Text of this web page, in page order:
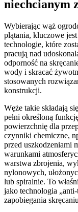
niechcianym
Wybierając wąż
plątania, kluczowe
technologie, które
pracują nad
odporność na
wody i skracać
stosowanych
konstrukcji.
Węże takie składają
pełni określoną
powierzchnię dla
czynniki chemiczne,
przed uszkodzeniami
warunkami
warstwa zbrojenia,
nylonowych,
lub spiralnie. To
jako technologia
zapobiegania